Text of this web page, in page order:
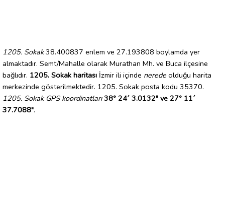
1205. Sokak38.400837 enlem ve 27.193808 boylamda yer
almaktadır. Semt/Mahalle olarak Murathan Mh. ve Buca ilçesine
bağlıdır. 1205. Sokak haritası İzmir ili içinde nerede olduğu harita
merkezinde gösterilmektedir. 1205. Sokak posta kodu 35370.
1205. Sokak GPS koordinatları 38° 24´ 3.0132" ve 27° 11´
37.7088".